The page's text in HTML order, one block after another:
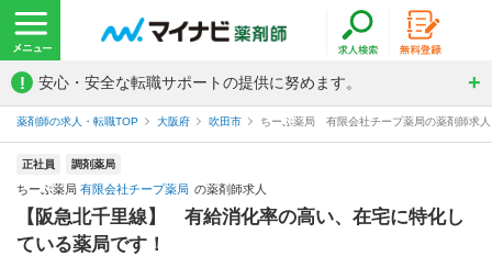
! 安心・安全な転職サポートの提供に努めます。
薬剤師の求人・転職TOP 大阪府 吹田市 ちーぷ薬局 有限会社チープ薬局の薬剤師求人
正社員 調剤薬局
ちーぷ薬局 有限会社チープ薬局 の薬剤師求人
【阪急北千里線】 有給消化率の高い、在宅に特化し
ている薬局です！